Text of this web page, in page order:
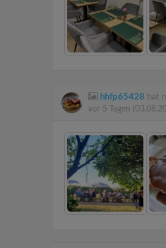
hhfp65428 hat
vor 5 Tagen